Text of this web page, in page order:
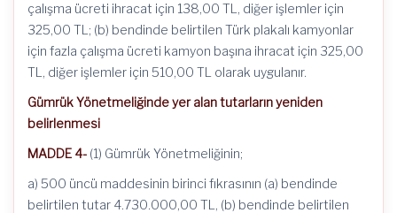
çalışma ücreti ihracat için 138,00 TL, diğer işlemler için
325,00 TL; (b) bendinde belirtilen Türk plakalı kamyonlar
için fazla çalışma ücreti kamyon başına ihracat için 325,00
TL, diğer işlemler için 510,00 TL olarak uygulanır.
Gümrük Yönetmeliğinde yer alan tutarların yeniden
belirlenmesi
MADDE 4- (1) Gümrük Yönetmeliğinin;
a) 500 üncü maddesinin birinci fıkrasının (a) bendinde
belirtilen tutar 4.730.000,00 TL, (b) bendinde belirtilen